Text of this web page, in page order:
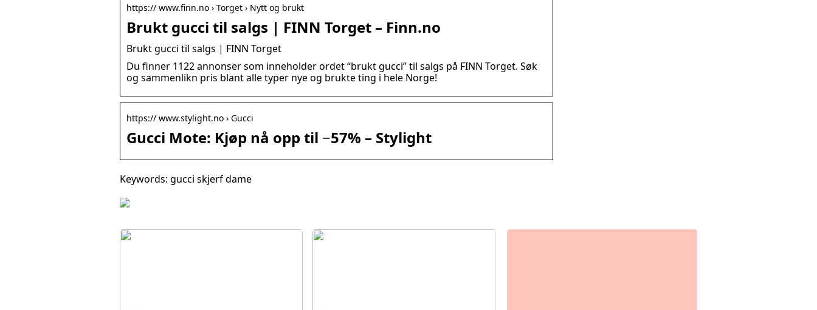
https:// www.finn.no › Torget › Nytt og brukt
Brukt gucci til salgs | FINN Torget – Finn.no
Brukt gucci til salgs | FINN Torget
Du finner 1122 annonser som inneholder ordet “brukt gucci” til salgs på FINN Torget. Søk
og sammenlikn pris blant alle typer nye og brukte ting i hele Norge!
https:// www.stylight.no › Gucci
Gucci Mote: Kjøp nå opp til −57% – Stylight
Keywords: gucci skjerf dame